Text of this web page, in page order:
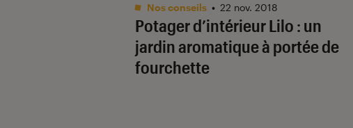
Potager d’intérieur Lilo : un
jardin aromatique à portée de
fourchette
Nos conseils • 22 nov. 2018